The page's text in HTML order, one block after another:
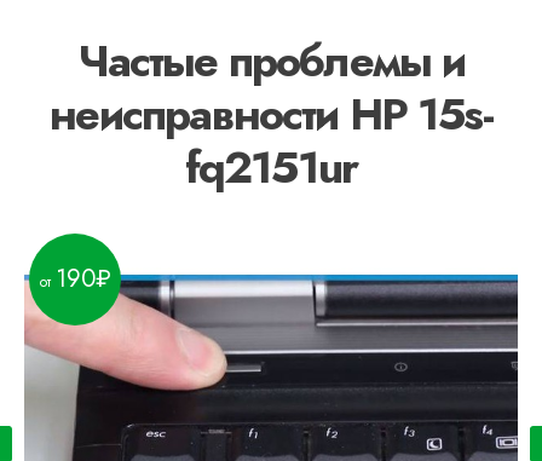
Частые проблемы и
неисправности HP 15s-
fq2151ur
190